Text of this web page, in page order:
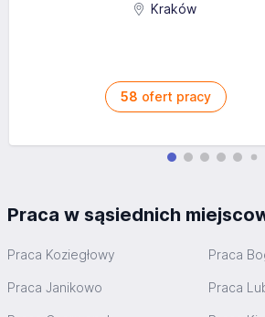
Kraków
58 ofert pracy
Praca w sąsiednich
Praca Koziegłowy Praca
Praca Janikowo Praca